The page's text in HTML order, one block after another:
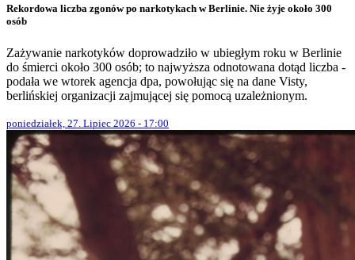
Rekordowa liczba zgonów po narkotykach w Berlinie. Nie żyje około 300
osób
Zażywanie narkotyków doprowadziło w ubiegłym roku w Berlinie
do śmierci około 300 osób; to najwyższa odnotowana dotąd liczba -
podała we wtorek agencja dpa, powołując się na dane Visty,
berlińskiej organizacji zajmującej się pomocą uzależnionym.
poniedziałek, 27. Lipiec 2026 - 17:00